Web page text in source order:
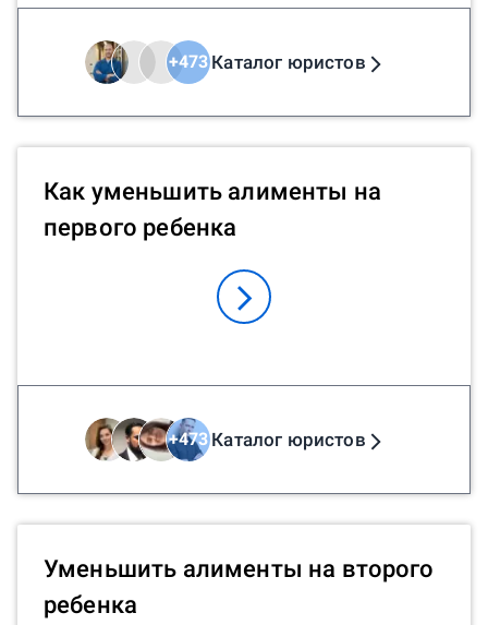
+473Каталог юристов
Как уменьшить алименты на
первого ребенка
+473Каталог юристов
Уменьшить алименты на второго
ребенка